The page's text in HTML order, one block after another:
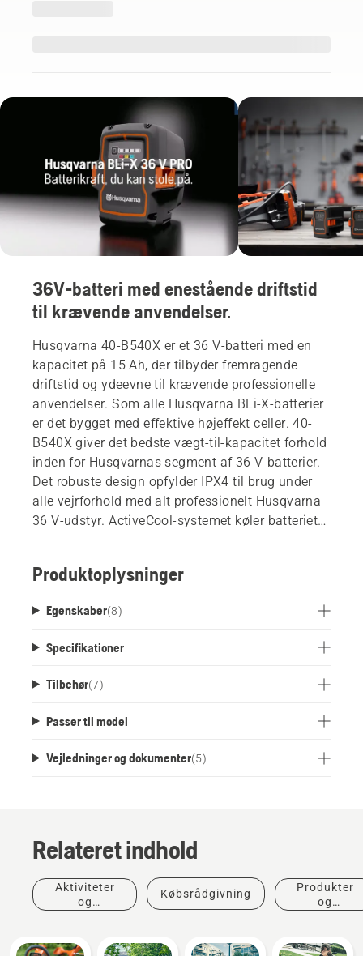
36V-batteri med enestående driftstid
til krævende anvendelser.
Husqvarna 40-B540X er et 36 V-batteri med en
kapacitet på 15 Ah, der tilbyder fremragende
driftstid og ydeevne til krævende professionelle
anvendelser. Som alle Husqvarna BLi-X-batterier
er det bygget med effektive højeffekt celler. 40-
B540X giver det bedste vægt-til-kapacitet forhold
inden for Husqvarnas segment af 36 V-batterier.
Det robuste design opfylder IPX4 til brug under
alle vejrforhold med alt professionelt Husqvarna
36 V-udstyr. ActiveCool-systemet køler batteriet
X 36 V-batterisystem med gennemgående
Fleet Services™.
Produktoplysninger
Egenskaber(8)
Specifikationer
Tilbehør(7)
Passer til model
Vejledninger og dokumenter(5)
Relateret indhold
Aktiviteter
og
Købsrådgivning
Produkter
og